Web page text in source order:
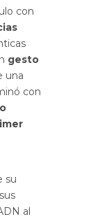
con
gesto
una
con
su
al